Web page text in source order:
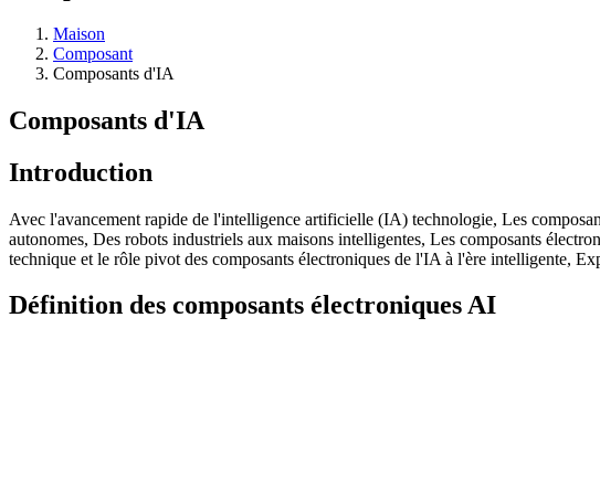
Maison
Composant
Composants d'IA
Composants d'IA
Introduction
Avec l'avancement rapide de l'intelligence artificielle (IA) technologie, Les
autonomes, Des robots industriels aux maisons intelligentes, Les composants
technique et le rôle pivot des composants électroniques de l'IA à l'ère intelligente,
Définition des composants électroniques AI